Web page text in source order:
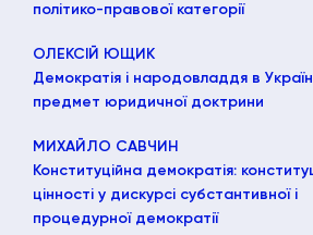
політико-правової категорії
ОЛЕКСІЙ ЮЩИК
Демократія і народовладдя в
предмет юридичної доктрини
МИХАЙЛО САВЧИН
Конституційна демократія:
цінності у дискурсі субстантивної і
процедурної демократії